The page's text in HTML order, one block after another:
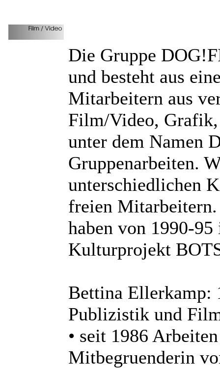
Die Gruppe
und besteht aus
Mitarbeitern aus
Film/Video,
unter dem Namen
Gruppenarbeiten.
unterschiedlichen
freien
haben von 1990-
Kulturprojekt
Bettina Ellerkamp:
Publizistik und
• seit 1986
Mitbegruenderin